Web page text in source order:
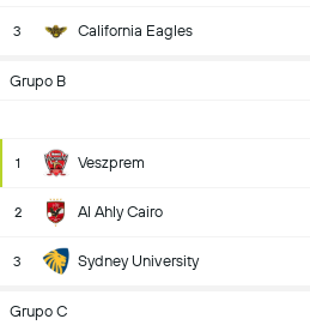
3 California Eagles
Grupo B
1 Veszprem
2 Al Ahly Cairo
3 Sydney University
Grupo C